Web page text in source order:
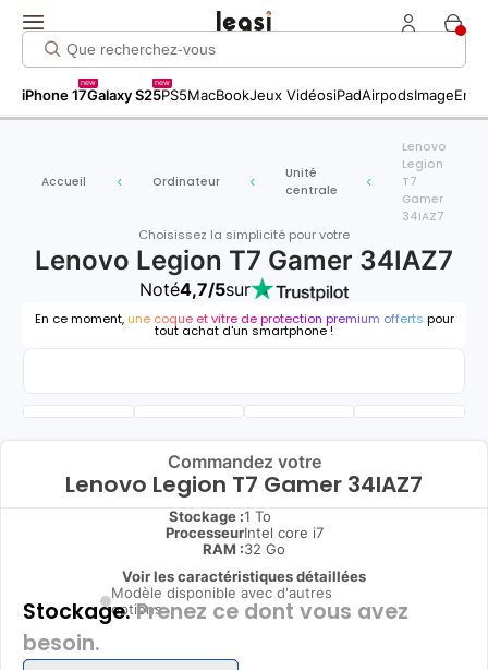
iPhone 17
new
Galaxy S25
new
PS5MacBookJeux VidéosiPadAirpodsImage
Accueil Ordinateur
Unité
centrale
Lenovo
Legion
T7
Gamer
34IAZ7
Choisissez la simplicité pour votre
Lenovo Legion T7 Gamer 34IAZ7
Noté4,7/5sur
En ce moment, une coque et vitre de protection premium offerts pour
tout achat d'un smartphone !
Commandez votre
Lenovo Legion T7 Gamer 34IAZ7
Stockage :1 To
ProcesseurIntel core i7
RAM :32 Go
Voir les caractéristiques détaillées
Modèle disponible avec d'autres
options
Stockage.Prenez ce dont vous avez
besoin.